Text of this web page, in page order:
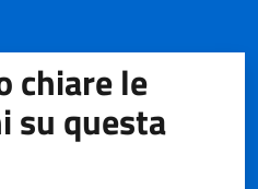
chiare le
su questa